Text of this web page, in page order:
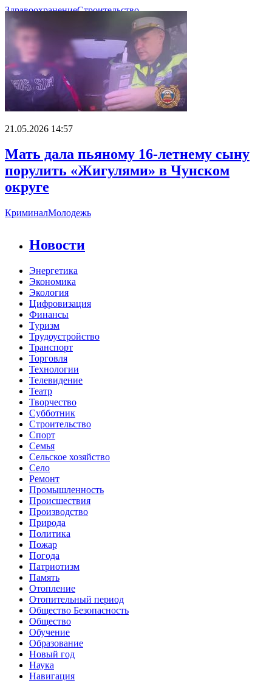
ЗдравоохранениеСтроительство
21.05.2026 14:57
Мать дала пьяному 16-летнему сыну
порулить «Жигулями» в Чунском
округе
КриминалМолодежь
Новости
Энергетика
Экономика
Экология
Цифровизация
Финансы
Туризм
Трудоустройство
Транспорт
Торговля
Технологии
Телевидение
Театр
Творчество
Субботник
Строительство
Спорт
Семья
Сельское хозяйство
Село
Ремонт
Промышленность
Происшествия
Производство
Природа
Политика
Пожар
Погода
Патриотизм
Память
Отопление
Отопительный период
Общество Безопасность
Общество
Обучение
Образование
Новый год
Наука
Навигация